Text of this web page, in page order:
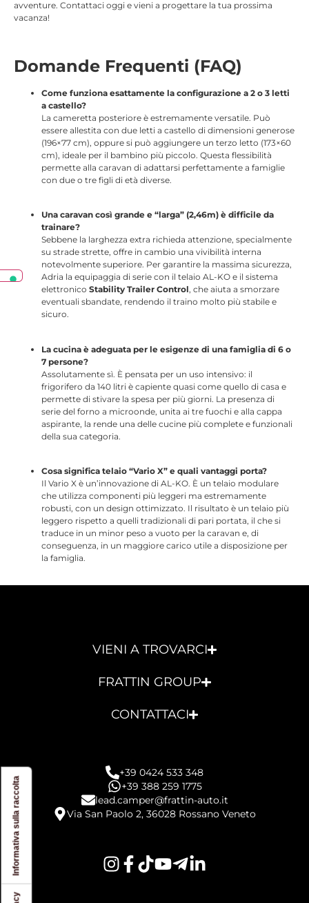
avventure. Contattaci oggi e vieni a progettare la tua prossima
vacanza!
Domande Frequenti (FAQ)
Come funziona esattamente la configurazione a 2 o 3 letti
a castello?
La cameretta posteriore è estremamente versatile. Può
essere allestita con due letti a castello di dimensioni generose
(196×77 cm), oppure si può aggiungere un terzo letto (173×60
cm), ideale per il bambino più piccolo. Questa flessibilità
permette alla caravan di adattarsi perfettamente a famiglie
con due o tre figli di età diverse.
Una caravan così grande e “larga” (2,46m) è difficile da
trainare?
Sebbene la larghezza extra richieda attenzione, specialmente
su strade strette, offre in cambio una vivibilità interna
notevolmente superiore. Per garantire la massima sicurezza,
Adria la equipaggia di serie con il telaio AL-KO e il sistema
elettronico Stability Trailer Control, che aiuta a smorzare
eventuali sbandate, rendendo il traino molto più stabile e
sicuro.
La cucina è adeguata per le esigenze di una famiglia di 6 o
7 persone?
Assolutamente sì. È pensata per un uso intensivo: il
frigorifero da 140 litri è capiente quasi come quello di casa e
permette di stivare la spesa per più giorni. La presenza di
serie del forno a microonde, unita ai tre fuochi e alla cappa
aspirante, la rende una delle cucine più complete e funzionali
della sua categoria.
Cosa significa telaio “Vario X” e quali vantaggi porta?
Il Vario X è un’innovazione di AL-KO. È un telaio modulare
che utilizza componenti più leggeri ma estremamente
robusti, con un design ottimizzato. Il risultato è un telaio più
leggero rispetto a quelli tradizionali di pari portata, il che si
traduce in un minor peso a vuoto per la caravan e, di
conseguenza, in un maggiore carico utile a disposizione per
la famiglia.
VIENI A TROVARCI
FRATTIN GROUP
CONTATTACI
+39 0424 533 348
+39 388 259 1775
lead.camper@frattin-auto.it
Via San Paolo 2, 36028 Rossano Veneto
Informativa sulla raccolta